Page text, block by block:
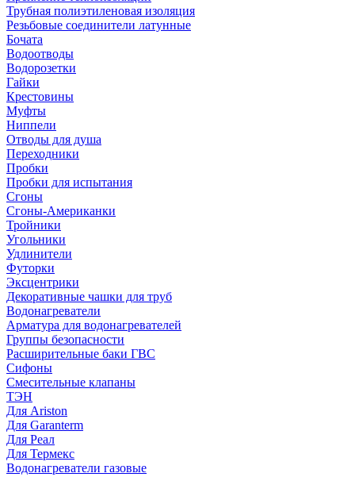
Трубная полиэтиленовая изоляция
Резьбовые соединители латунные
Бочата
Водоотводы
Водорозетки
Гайки
Крестовины
Муфты
Ниппели
Отводы для душа
Переходники
Пробки
Пробки для испытания
Сгоны
Сгоны-Американки
Тройники
Угольники
Удлинители
Футорки
Эксцентрики
Декоративные чашки для труб
Водонагреватели
Арматура для водонагревателей
Группы безопасности
Расширительные баки ГВС
Сифоны
Смесительные клапаны
ТЭН
Для Ariston
Для Garanterm
Для Реал
Для Термекс
Водонагреватели газовые